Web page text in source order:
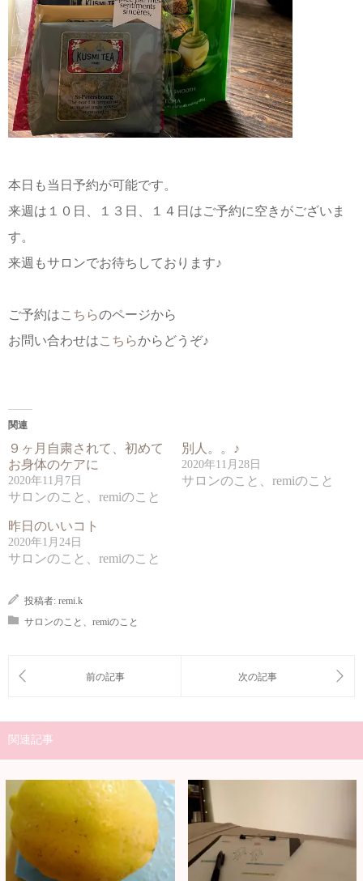
本日も当日予約が可能です。
来週は１０日、１３日、１４日はご予約に空きがございま
す。
来週もサロンでお待ちしております♪
ご予約はこちらのページから
お問い合わせはこちらからどうぞ♪
関連
９ヶ月自粛されて、初めて
お身体のケアに
2020年11月7日
サロンのこと、remiのこと
別人。。♪
2020年11月28日
サロンのこと、remiのこと
昨日のいいコト
2020年1月24日
サロンのこと、remiのこと
投稿者: remi.k
サロンのこと、remiのこと
関連記事